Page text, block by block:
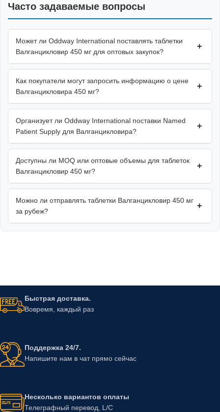
Часто задаваемые вопросы
Может ли Oddway International поставлять таблетки
Валганцикловир 450 мг для оптовых закупок?
+
Как покупатели могут запросить информацию о цене
Валганцикловира 450 мг?
+
Организует ли Oddway International поставки Named
Patient Supply для Валганцикловира?
+
Доступны ли MOQ или оптовые объемы для таблеток
Валганцикловир 450 мг?
+
Можно ли отправлять таблетки Валганцикловир 450 мг
за рубеж?
+
Быстрая доставка.
Вовремя, каждый раз
Поддержка 24/7.
Напишите нам в чат прямо сейчас
Несколько вариантов оплаты
Телеграфный перевод, L/C